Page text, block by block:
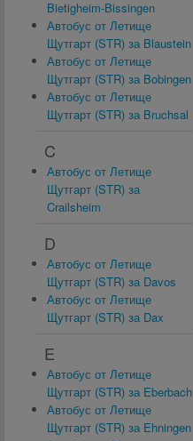
Bietigheim-Bissingen
Автобус от Летище
Щутгарт (STR) за Blaustein
Автобус от Летище
Щутгарт (STR) за Bobingen
Автобус от Летище
Щутгарт (STR) за Bruchsal
C
Автобус от Летище
Щутгарт (STR) за
Crailsheim
D
Автобус от Летище
Щутгарт (STR) за Davos
Автобус от Летище
Щутгарт (STR) за Dax
E
Автобус от Летище
Щутгарт (STR) за Eberbach
Автобус от Летище
Щутгарт (STR) за Ehningen